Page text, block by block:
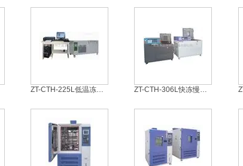
ZT-CTH-225L低温冻融箱 ZT-CTH-306L快冻慢冻冻融箱